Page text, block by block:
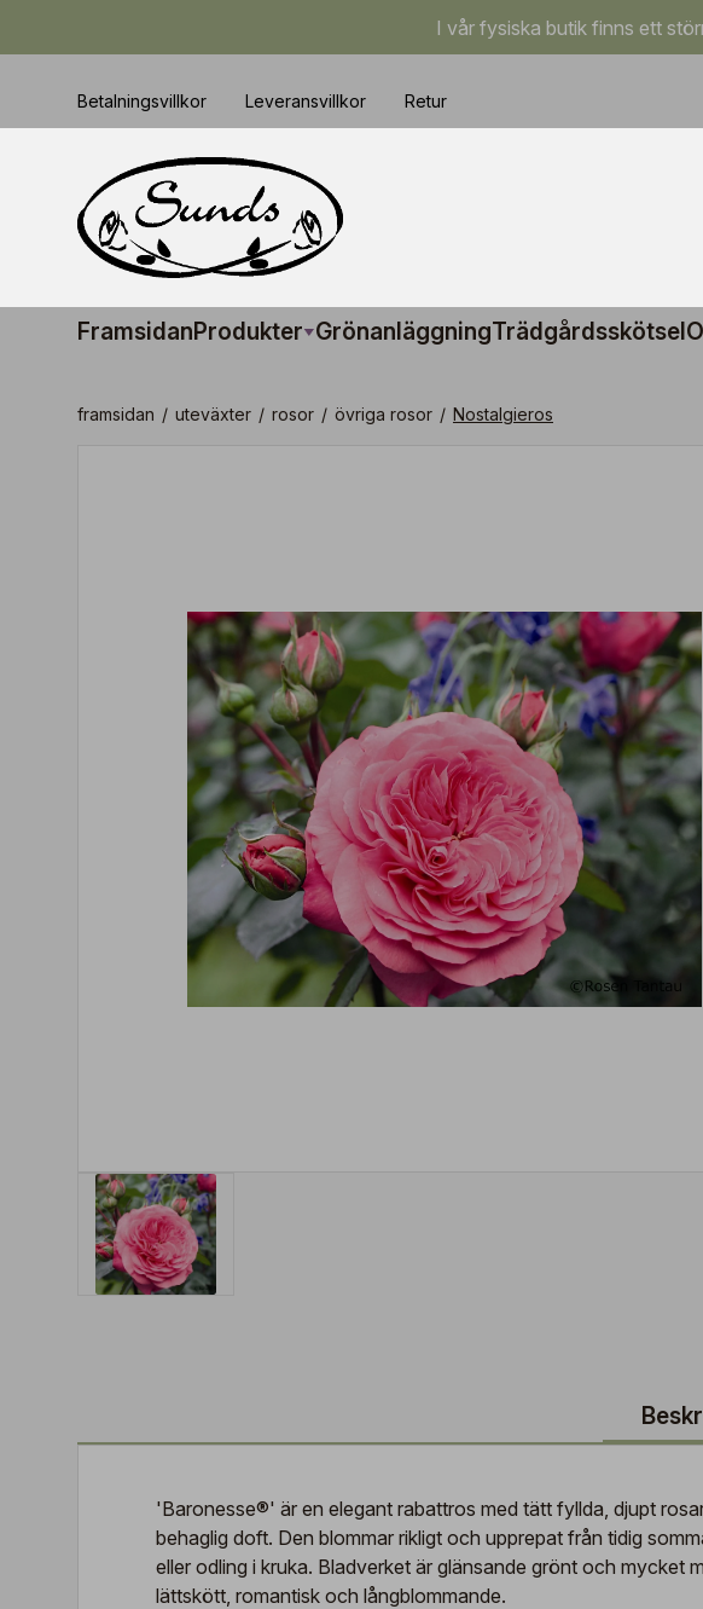
I vår fysiska butik finns ett
Betalningsvillkor Leveransvillkor Retur
FramsidanProdukter GrönanläggningTrädgårdsskötsel
framsidan / uteväxter / rosor / övriga rosor / Nostalgieros
'Baronesse®' är en elegant rabattros med tätt fyllda, djupt
behaglig doft. Den blommar rikligt och upprepat från tidig
eller odling i kruka. Bladverket är glänsande grönt och mycket
lättskött, romantisk och långblommande.